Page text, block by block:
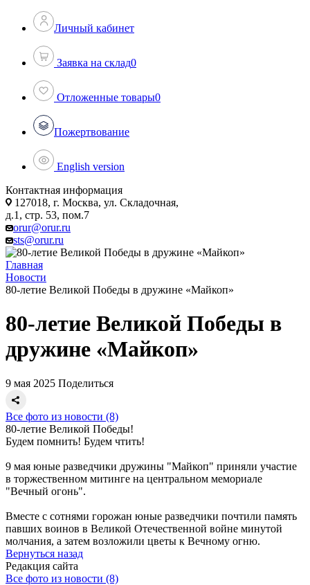
Личный кабинет
Заявка на склад0
Отложенные товары0
Пожертвование
English version
Контактная информация
127018, г. Москва, ул. Складочная,
д.1, стр. 53, пом.7
orur@orur.ru
sts@orur.ru
Главная
Новости
80-летие Великой Победы в дружине «Майкоп»
80-летие Великой Победы в
дружине «Майкоп»
9 мая 2025 Поделиться
Все фото из новости (8)
80-летие Великой Победы!
Будем помнить! Будем чтить!
9 мая юные разведчики дружины "Майкоп" приняли участие
в торжественном митинге на центральном мемориале
"Вечный огонь".
Вместе с сотнями горожан юные разведчики почтили память
павших воинов в Великой Отечественной войне минутой
молчания, а затем возложили цветы к Вечному огню.
Вернуться назад
Редакция сайта
Все фото из новости (8)